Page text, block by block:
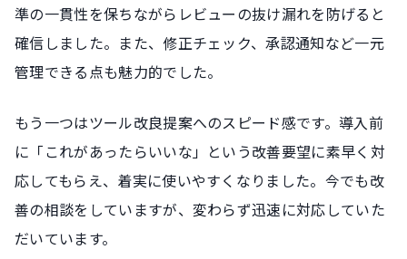
準の一貫性を保ちながらレビューの抜け漏れを防げると
確信しました。また、修正チェック、承認通知など一元
管理できる点も魅力的でした。
もう一つはツール改良提案へのスピード感です。導入前
に「これがあったらいいな」という改善要望に素早く対
応してもらえ、着実に使いやすくなりました。今でも改
善の相談をしていますが、変わらず迅速に対応していた
だいています。